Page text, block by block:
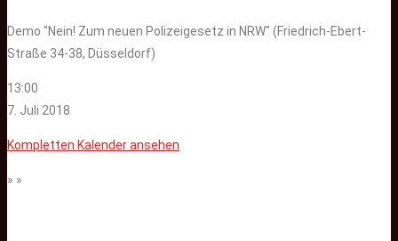
Demo "Nein! Zum neuen Polizeigesetz in NRW" (Friedrich-Ebert-
Straße 34-38, Düsseldorf)
13:00
7. Juli 2018
Kompletten Kalender ansehen
» »